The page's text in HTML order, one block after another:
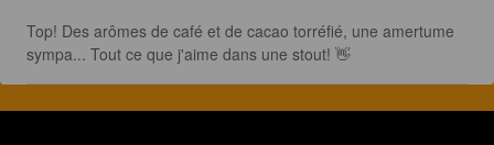
Top! Des arômes de café et de cacao torréfié, une amertume
sympa... Tout ce que j'aime dans une stout! 👋